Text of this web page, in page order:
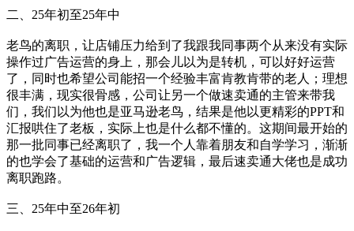
二、25年初至25年中
老鸟的离职，让店铺压力给到了我跟我同事两个从来没有实际
操作过广告运营的身上，那会儿以为是转机，可以好好运营
了，同时也希望公司能招一个经验丰富肯教肯带的老人；理想
很丰满，现实很骨感，公司让另一个做速卖通的主管来带我
们，我们以为他也是亚马逊老鸟，结果是他以更精彩的PPT和
汇报哄住了老板，实际上也是什么都不懂的。这期间最开始的
那一批同事已经离职了，我一个人靠着朋友和自学学习，渐渐
的也学会了基础的运营和广告逻辑，最后速卖通大佬也是成功
离职跑路。
三、25年中至26年初